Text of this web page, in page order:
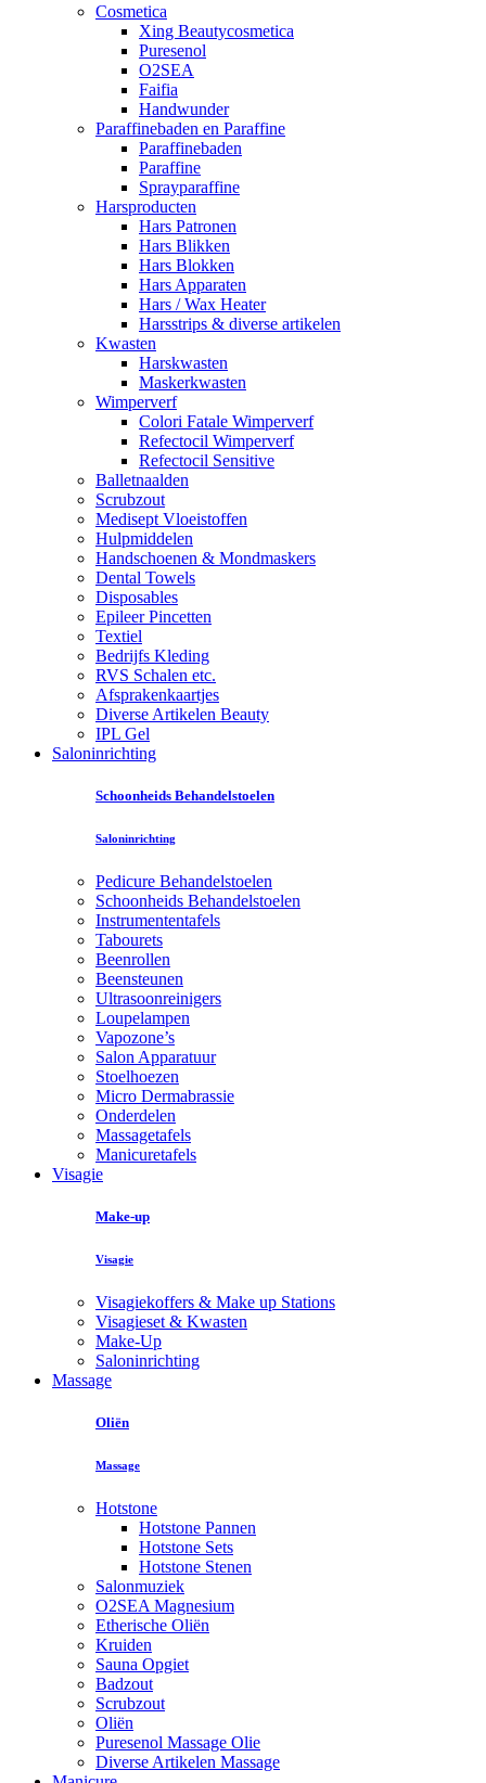
Cosmetica
Xing Beautycosmetica
Puresenol
O2SEA
Faifia
Handwunder
Paraffinebaden en Paraffine
Paraffinebaden
Paraffine
Sprayparaffine
Harsproducten
Hars Patronen
Hars Blikken
Hars Blokken
Hars Apparaten
Hars / Wax Heater
Harsstrips & diverse artikelen
Kwasten
Harskwasten
Maskerkwasten
Wimperverf
Colori Fatale Wimperverf
Refectocil Wimperverf
Refectocil Sensitive
Balletnaalden
Scrubzout
Medisept Vloeistoffen
Hulpmiddelen
Handschoenen & Mondmaskers
Dental Towels
Disposables
Epileer Pincetten
Textiel
Bedrijfs Kleding
RVS Schalen etc.
Afsprakenkaartjes
Diverse Artikelen Beauty
IPL Gel
Saloninrichting
Schoonheids Behandelstoelen
Saloninrichting
Pedicure Behandelstoelen
Schoonheids Behandelstoelen
Instrumententafels
Tabourets
Beenrollen
Beensteunen
Ultrasoonreinigers
Loupelampen
Vapozone’s
Salon Apparatuur
Stoelhoezen
Micro Dermabrassie
Onderdelen
Massagetafels
Manicuretafels
Visagie
Make-up
Visagie
Visagiekoffers & Make up Stations
Visagieset & Kwasten
Make-Up
Saloninrichting
Massage
Oliën
Massage
Hotstone
Hotstone Pannen
Hotstone Sets
Hotstone Stenen
Salonmuziek
O2SEA Magnesium
Etherische Oliën
Kruiden
Sauna Opgiet
Badzout
Scrubzout
Oliën
Puresenol Massage Olie
Diverse Artikelen Massage